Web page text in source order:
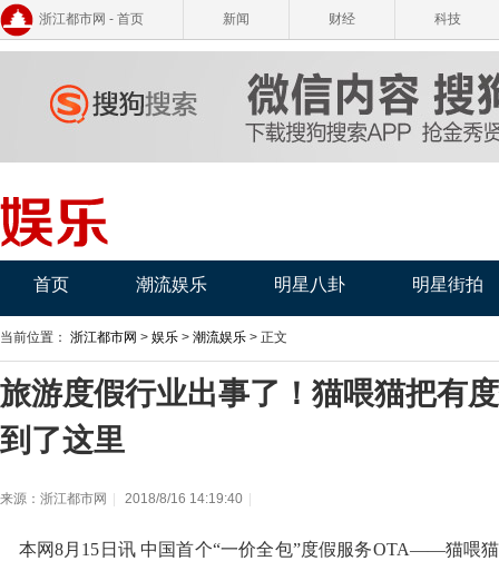
浙江都市网 - 首页 新闻 财经 科技
首页 潮流娱乐 明星八卦 明星街拍
当前位置： 浙江都市网 > 娱乐 > 潮流娱乐 > 正文
旅游度假行业出事了！猫喂猫把有
到了这里
来源：浙江都市网 2018/8/16 14:19:40
本网8月15日讯 中国首个“一价全包”度假服务OTA——猫喂